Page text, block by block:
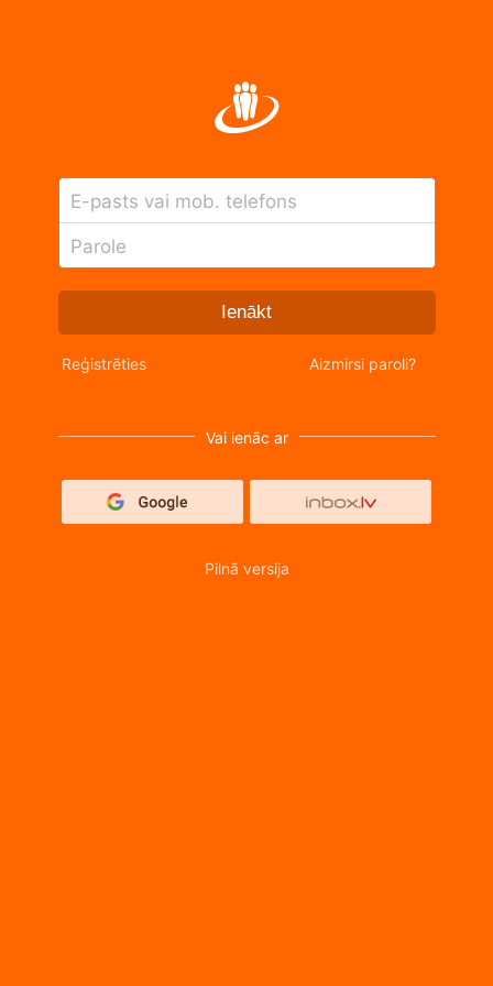
E-pasts vai mob. telefons
Parole
Ienākt
Reģistrēties Aizmirsi paroli?
Vai ienāc ar
Pilnā versija